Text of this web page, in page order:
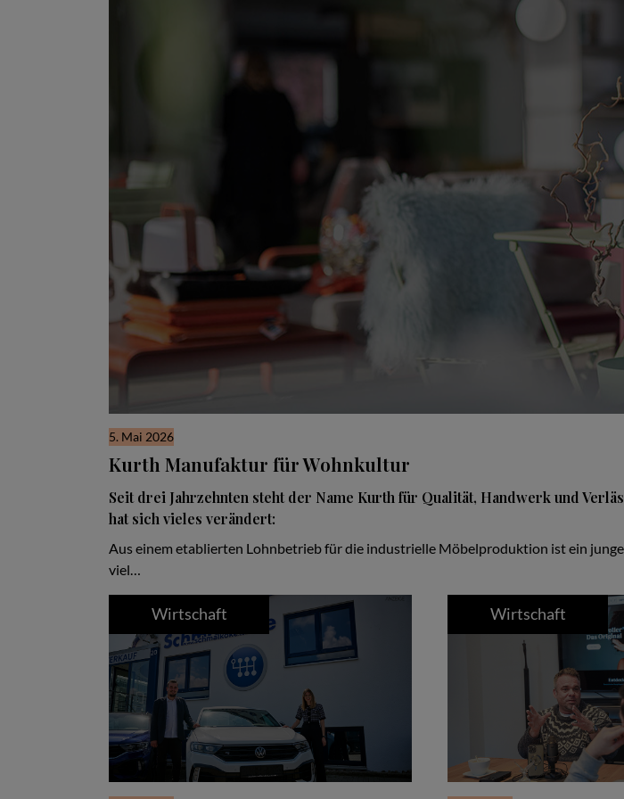
5. Mai 2026
Kurth Manufaktur für Wohnkultur
Seit drei Jahrzehnten steht der Name Kurth für Qualität, Handwerk und
hat sich vieles verändert:
Aus einem etablierten Lohnbetrieb für die industrielle Möbelproduktion ist ein
viel…
Wirtschaft Wirtschaft